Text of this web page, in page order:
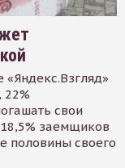
22%
свои
заемщиков
половины своего